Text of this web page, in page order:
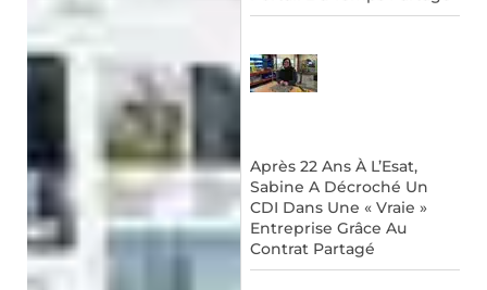
Après 22 Ans À L’Esat,
Sabine A Décroché Un
CDI Dans Une « Vraie »
Entreprise Grâce Au
Contrat Partagé